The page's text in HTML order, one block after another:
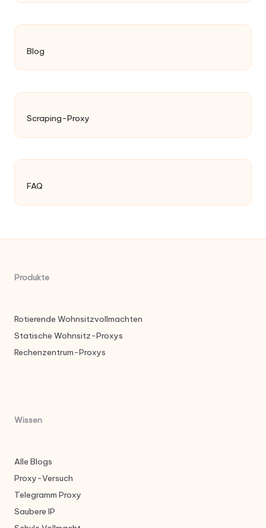
Blog
Scraping-Proxy
FAQ
Produkte
Rotierende Wohnsitzvollmachten
Statische Wohnsitz-Proxys
Rechenzentrum-Proxys
Wissen
Alle Blogs
Proxy-Versuch
Telegramm Proxy
Saubere IP